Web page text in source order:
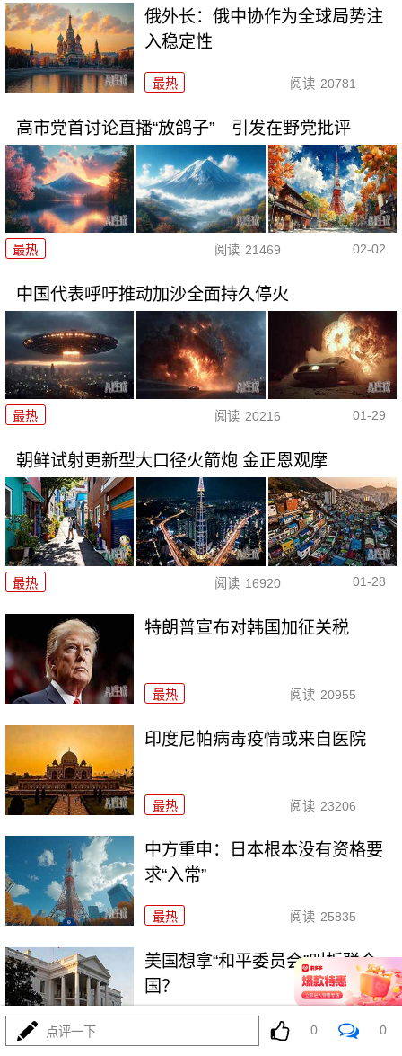
俄外长：俄中协作为全球局势注
入稳定性
最热 阅读 20781
高市党首讨论直播“放鸽子” 引发在野党批评
最热 阅读 21469 02-02
中国代表呼吁推动加沙全面持久停火
最热 阅读 20216 01-29
朝鲜试射更新型大口径火箭炮 金正恩观摩
最热 阅读 16920 01-28
特朗普宣布对韩国加征关税
最热 阅读 20955
印度尼帕病毒疫情或来自医院
最热 阅读 23206
中方重申：日本根本没有资格要
求“入常”
最热 阅读 25835
美国想拿“和平委员会”叫板联合
国？
阅读 32477
点评一下 0 0